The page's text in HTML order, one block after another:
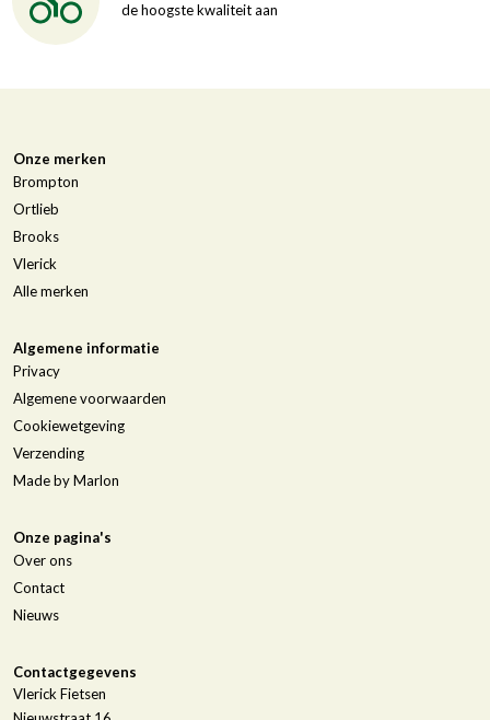
de hoogste kwaliteit aan
Onze merken
Brompton
Ortlieb
Brooks
Vlerick
Alle merken
Algemene informatie
Privacy
Algemene voorwaarden
Cookiewetgeving
Verzending
Made by Marlon
Onze pagina's
Over ons
Contact
Nieuws
Contactgegevens
Vlerick Fietsen